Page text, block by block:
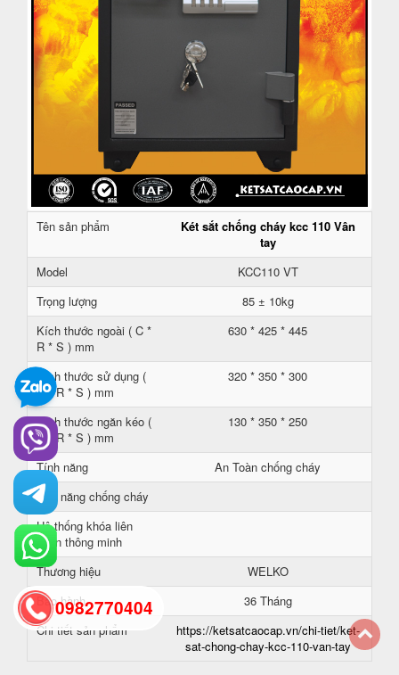
Tên sản phẩm
Két sắt chống cháy kcc 110 Vân
tay
Model
KCC110 VT
Trọng lượng
85 ± 10kg
Kích thước ngoài ( C *
R * S ) mm
630 * 425 * 445
Kích thước sử dụng (
C * R * S ) mm
320 * 350 * 300
Kích thước ngăn kéo (
C * R * S ) mm
130 * 350 * 250
Tính năng
An Toàn chống cháy
Khả năng chống cháy
Hệ thống khóa liên
hoàn thông minh
Thương hiệu
WELKO
Bảo hành
36 Tháng
Chi tiết sản phẩm
https://ketsatcaocap.vn/chi-tiet/ket-
sat-chong-chay-kcc-110-van-tay
0982770404